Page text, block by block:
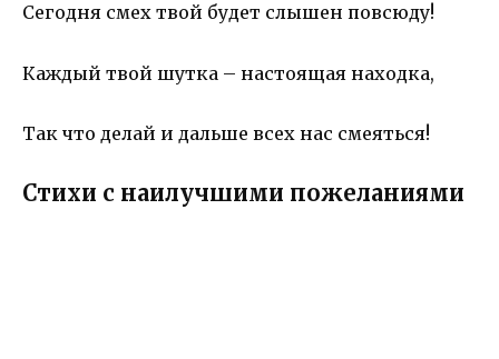
Сегодня смех твой будет слышен повсюду!
Каждый твой шутка – настоящая находка,
Так что делай и дальше всех нас смеяться!
Стихи с наилучшими пожеланиями